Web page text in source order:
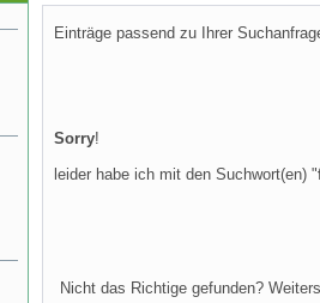
Einträge passend zu Ihrer
Sorry!
leider habe ich mit den Suchwort(en) "
Nicht das Richtige gefunden?